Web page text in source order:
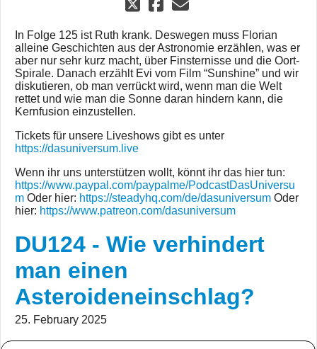
In Folge 125 ist Ruth krank. Deswegen muss Florian
alleine Geschichten aus der Astronomie erzählen, was er
aber nur sehr kurz macht, über Finsternisse und die Oort-
Spirale. Danach erzählt Evi vom Film “Sunshine” und wir
diskutieren, ob man verrückt wird, wenn man die Welt
rettet und wie man die Sonne daran hindern kann, die
Kernfusion einzustellen.
Tickets für unsere Liveshows gibt es unter
https://dasuniversum.live
Wenn ihr uns unterstützen wollt, könnt ihr das hier tun:
https://www.paypal.com/paypalme/PodcastDasUniversu
m Oder hier: https://steadyhq.com/de/dasuniversum Oder
hier: https://www.patreon.com/dasuniversum
DU124 - Wie verhindert
man einen
Asteroideneinschlag?
25. February 2025